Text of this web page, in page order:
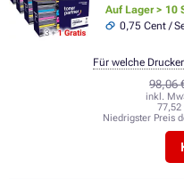
Auf Lager > 10
0,75 Cent /
98,06
inkl.
77,52
Niedrigster Preis
Für welche